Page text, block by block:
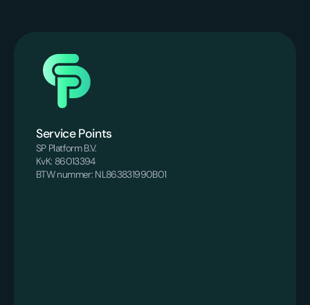
Service Points
SP Platform B.V.
KvK: 86013394
BTW nummer: NL863831990B01